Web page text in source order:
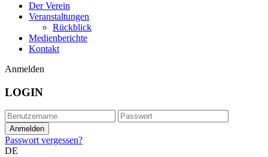
Der Verein
Veranstaltungen
Rückblick
Medienberichte
Kontakt
Anmelden
LOGIN
Passwort vergessen?
DE